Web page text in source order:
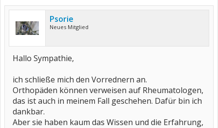
Psorie
Neues Mitglied
Hallo Sympathie,
ich schließe mich den Vorrednern an.
Orthopäden können verweisen auf Rheumatologen,
das ist auch in meinem Fall geschehen. Dafür bin ich
dankbar.
Aber sie haben kaum das Wissen und die Erfahrung,